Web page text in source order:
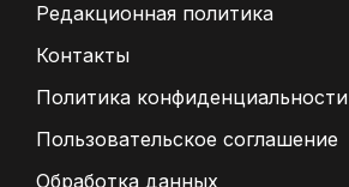
Редакционная политика
Контакты
Политика конфиденциальности
Пользовательское соглашение
Обработка данных